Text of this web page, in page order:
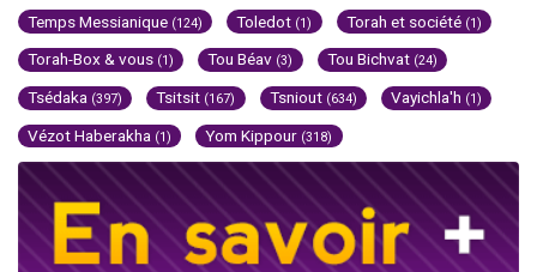
Temps Messianique (124) Toledot (1) Torah et société (1)
Torah-Box & vous (1) Tou Béav (3) Tou Bichvat (24)
Tsédaka (397) Tsitsit (167) Tsniout (634) Vayichla'h (1)
Vézot Haberakha (1) Yom Kippour (318)